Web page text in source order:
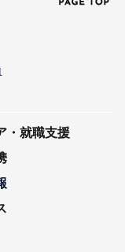
・就職支援